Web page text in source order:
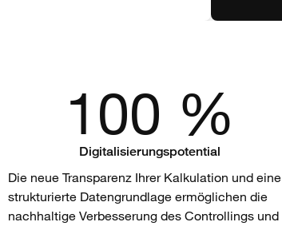
100 %
Digitalisierungspotential
Die neue Transparenz Ihrer Kalkulation und eine
strukturierte Datengrundlage ermöglichen die
nachhaltige Verbesserung des Controllings und